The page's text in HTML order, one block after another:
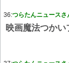
36:つらたんニュースさ
映画魔法つか